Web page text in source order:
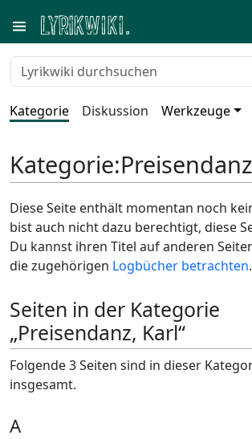
Kategorie Diskussion Werkzeuge
Kategorie:
Diese Seite enthält momentan noch
bist auch nicht dazu berechtigt, diese
Du kannst ihren Titel auf anderen
die zugehörigen Logbücher betrachten.
Seiten in der Kategorie
„Preisendanz, Karl“
Folgende 3 Seiten sind in dieser
insgesamt.
A